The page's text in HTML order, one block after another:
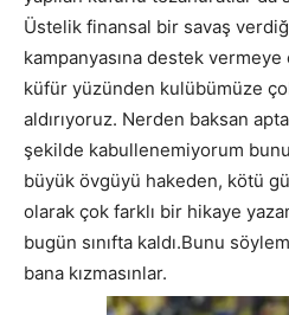
Üstelik finansal bir savaş
kampanyasına destek vermeye
küfür yüzünden kulübümüze
aldırıyoruz. Nerden baksan
şekilde kabullenemiyorum
büyük övgüyü hakeden, kötü
olarak çok farklı bir hikaye
bugün sınıfta kaldı.Bunu
bana kızmasınlar.